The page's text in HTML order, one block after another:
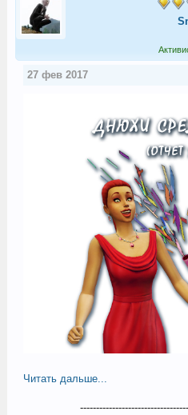
27 фев 2017
Читать дальше...